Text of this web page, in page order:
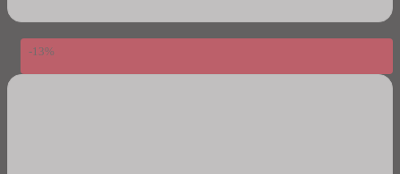
was:
3,500,000₫.
is:
2,550,000₫.
-13%